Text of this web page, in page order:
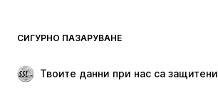
Специални Поводи
СИГУРНО ПАЗАРУВАНЕ
Твоите данни при нас са защитени